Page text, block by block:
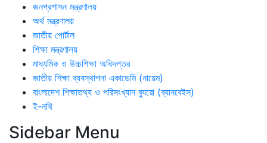
জনপ্রশাসন মন্ত্রণালয়
অর্থ মন্ত্রণালয়
জাতীয় পোর্টাল
শিক্ষা মন্ত্রণালয়
মাধ্যমিক ও উচ্চশিক্ষা অধিদপ্তর
জাতীয় শিক্ষা ব্যবস্থাপনা একাডেমি (নায়েম)
বাংলাদেশ শিক্ষাতথ্য ও পরিসংখ্যান ব্যুরো (ব্যানবেইস)
ই-নথি
Sidebar Menu